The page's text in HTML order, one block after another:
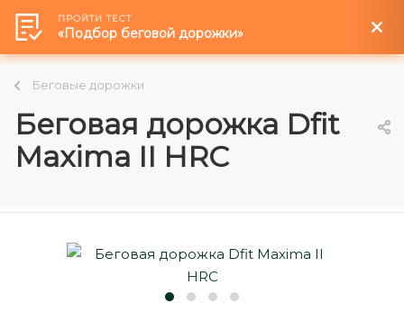
0
Беговые дорожки
Беговая дорожка Dfit
Maxima II HRC
ПРОЙТИ ТЕСТ
«Подбор беговой дорожки»